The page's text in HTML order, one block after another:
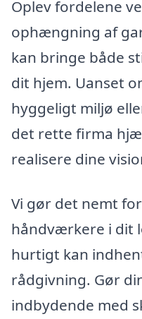
Oplev fordelene
ophængning af
kan bringe både
dit hjem. Uanset
hyggeligt miljø
det rette firma
realisere dine
Vi gør det nemt
håndværkere i dit
hurtigt kan
rådgivning. Gør
indbydende med